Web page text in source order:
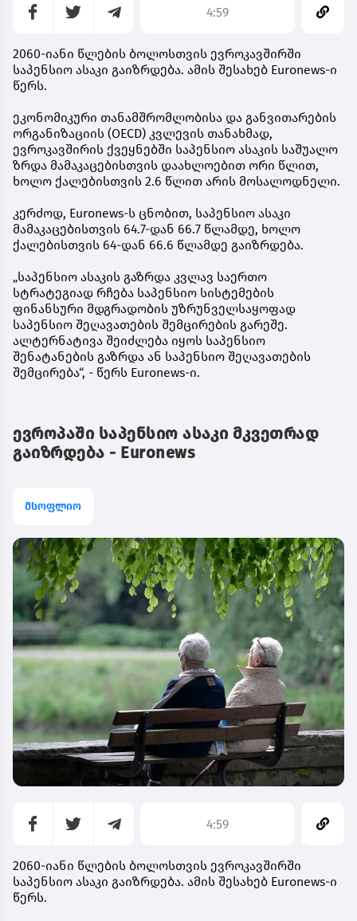
4:59
2060-იანი წლების ბოლოსთვის ევროკავშირში
საპენსიო ასაკი გაიზრდება. ამის შესახებ Euronews-ი
წერს.
ეკონომიკური თანამშრომლობისა და განვითარების
ორგანიზაციის (OECD) კვლევის თანახმად,
ევროკავშირის ქვეყნებში საპენსიო ასაკის საშუალო
ზრდა მამაკაცებისთვის დაახლოებით ორი წლით,
ხოლო ქალებისთვის 2.6 წლით არის მოსალოდნელი.
კერძოდ, Euronews-ს ცნობით, საპენსიო ასაკი
მამაკაცებისთვის 64.7-დან 66.7 წლამდე, ხოლო
ქალებისთვის 64-დან 66.6 წლამდე გაიზრდება.
„საპენსიო ასაკის გაზრდა კვლავ საერთო
სტრატეგიად რჩება საპენსიო სისტემების
ფინანსური მდგრადობის უზრუნველსაყოფად
საპენსიო შეღავათების შემცირების გარეშე.
ალტერნატივა შეიძლება იყოს საპენსიო
შენატანების გაზრდა ან საპენსიო შეღავათების
შემცირება“, - წერს Euronews-ი.
ევროპაში საპენსიო ასაკი მკვეთრად
გაიზრდება - Euronews
მსოფლიო
4:59
2060-იანი წლების ბოლოსთვის ევროკავშირში
საპენსიო ასაკი გაიზრდება. ამის შესახებ Euronews-ი
წერს.